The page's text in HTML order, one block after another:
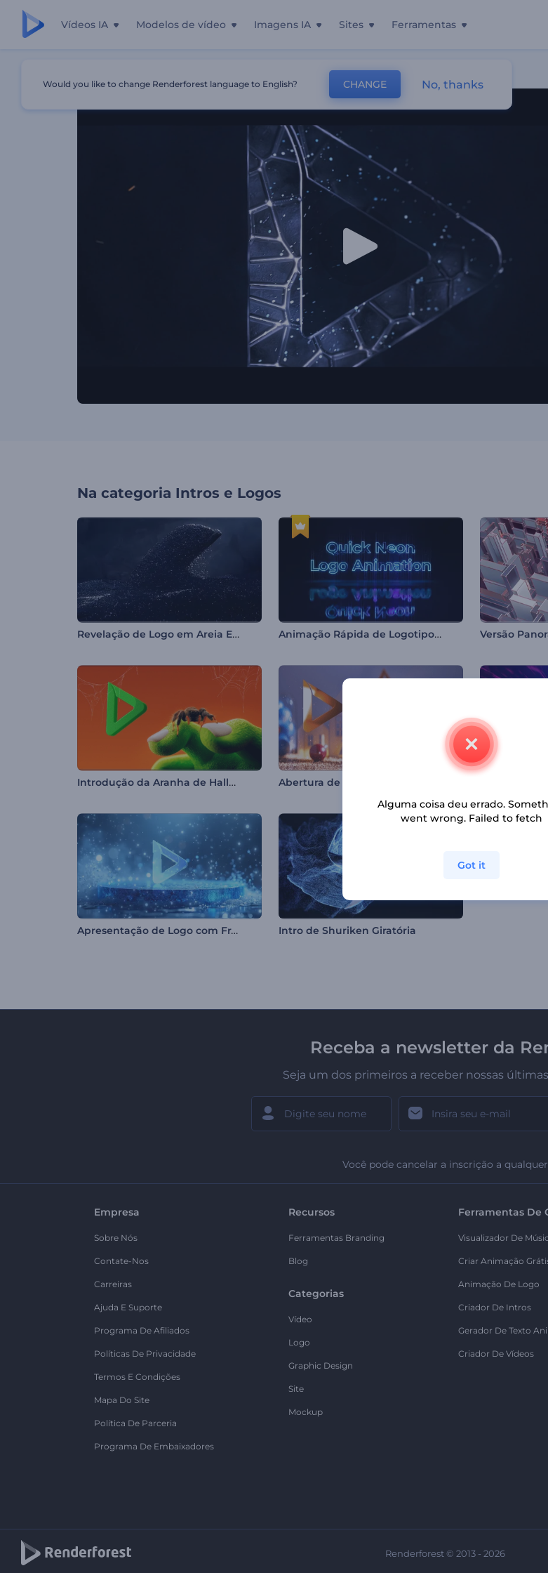
Vídeos IA Modelos de vídeo Imagens IA Sites Ferramentas
Introdução De Partículas De Chamas Brilhantes
Na categoria Intros e Logos
Revelação de Logo em Areia Escura Animação Rápida de Logotipo Neon Versão
Introdução da Aranha de Halloween Abertura de Natal Festivo Abertura
Apresentação de Logo com Fragmentos de Gelo Intro de Shuriken Giratória
Receba a newsletter da
Seja um dos primeiros a receber nossas
Você pode cancelar a inscrição a
Empresa
Sobre Nós
Contate-Nos
Carreiras
Ajuda E Suporte
Programa De Afiliados
Políticas De Privacidade
Termos E Condições
Mapa Do Site
Política De Parceria
Programa De Embaixadores
Recursos
Ferramentas Branding
Blog
Categorias
Vídeo
Logo
Graphic Design
Site
Mockup
Ferramentas De
Visualizador De
Criar Animação
Animação De Logo
Criador De Intros
Gerador De Texto
Criador De Vídeos
Renderforest © 2013 - 2026
Would you like to change Renderforest language to English? CHANGE No, thanks
Alguma coisa deu errado.
went wrong. Failed to fetch
Got it